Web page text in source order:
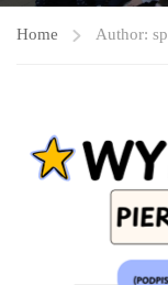
Home Author: